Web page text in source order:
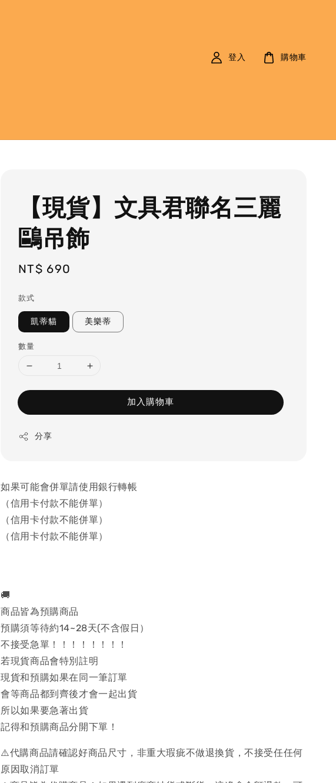
登入 購物車
【現貨】文具君聯名三麗
鷗吊飾
Regular
NT$ 690
款式
凱蒂貓 美樂蒂
數量
加入購物車
分享
如果可能會併單請使用銀行轉帳
（信用卡付款不能併單）
（信用卡付款不能併單）
（信用卡付款不能併單）
🚚
商品皆為預購商品
預購須等待約14~28天(不含假日）
不接受急單！！！！！！！！
若現貨商品會特別註明
現貨和預購如果在同一筆訂單
會等商品都到齊後才會一起出貨
所以如果要急著出貨
記得和預購商品分開下單！
⚠️代購商品請確認好商品尺寸，非重大瑕疵不做退換貨，不接受任任何
原因取消訂單